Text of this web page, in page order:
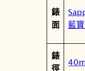
少
女
峰
系
列
錶
面
藍
錶
徑